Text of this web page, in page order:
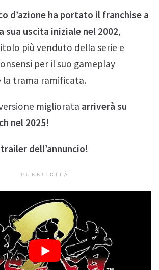
d’azione ha portato il franchise a
sua uscita iniziale nel 2002,
più venduto della serie e
per il suo gameplay
la trama ramificata.
migliorata arriverà su
nel 2025!
dell’annuncio!
PUBBLICITÀ